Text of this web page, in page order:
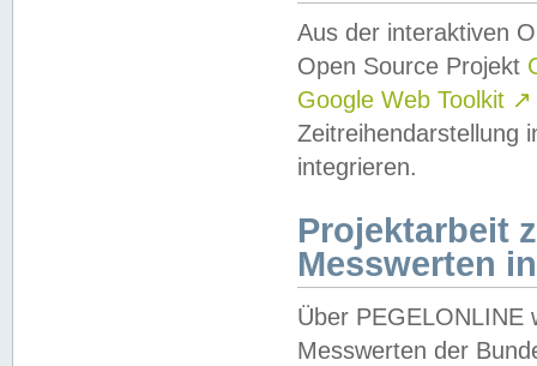
Aus der interaktiven
Open Source Projekt
Google Web Toolkit ↗
Zeitreihendarstellung
integrieren.
Projektarbeit
Messwerten
Über PEGELONLINE
Messwerten der